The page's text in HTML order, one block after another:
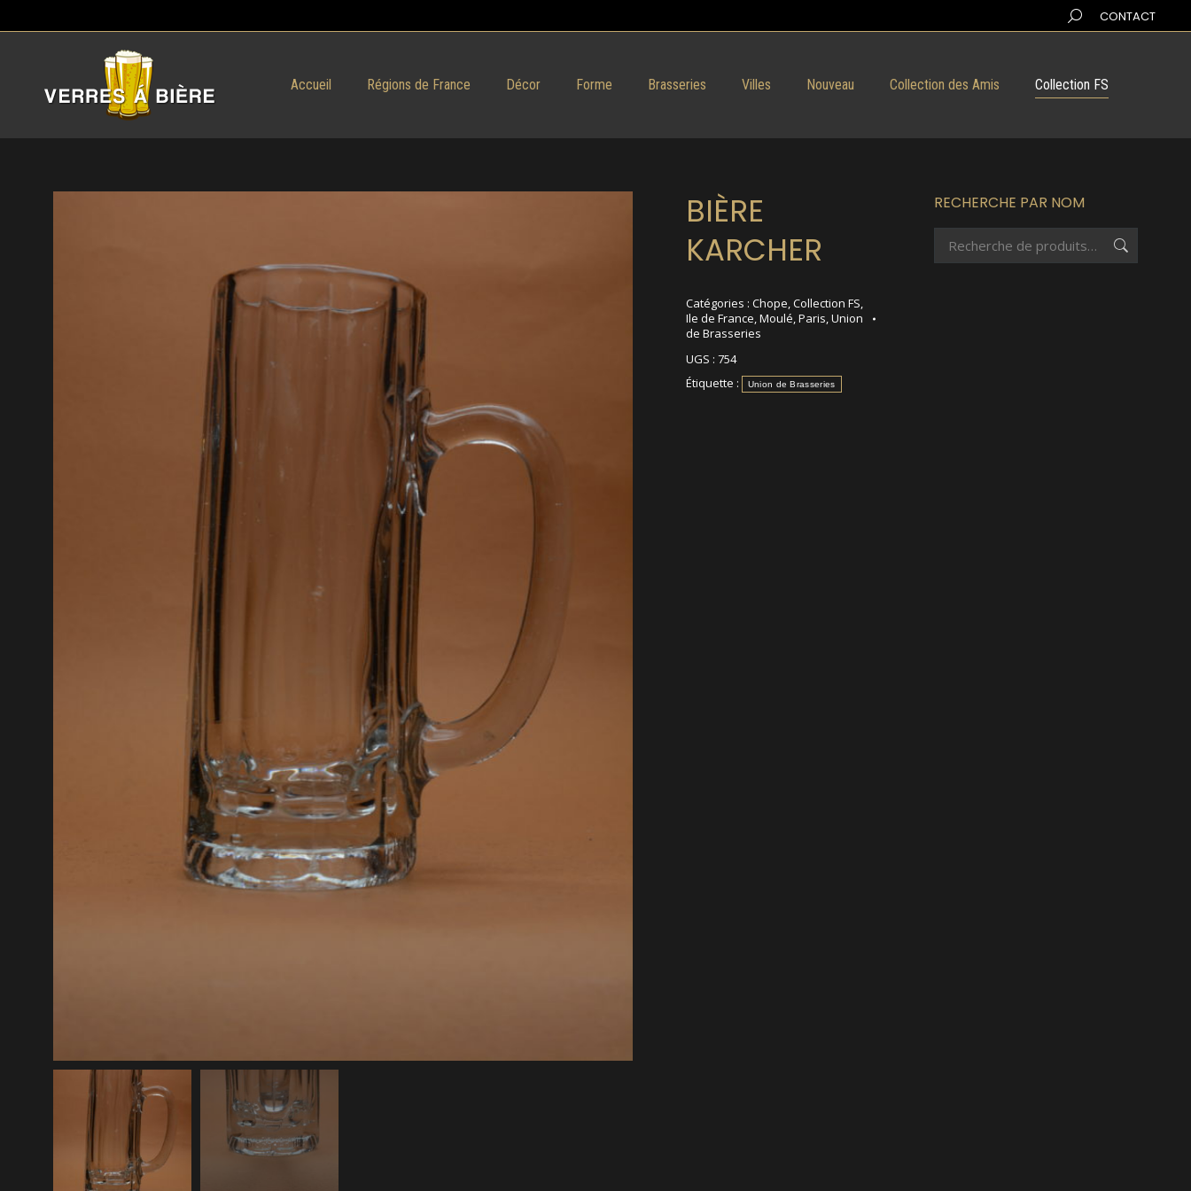
Search:CONTACT
Accueil Régions de France Décor Forme Brasseries Villes Nouveau Collection des Amis Collection FS
BIÈRE
KARCHER
Catégories : Chope,Collection FS,
Ile de France,Moulé,Paris,Union
de Brasseries
UGS : 754
Étiquette :
Union de Brasseries
RECHERCHE PAR NOM